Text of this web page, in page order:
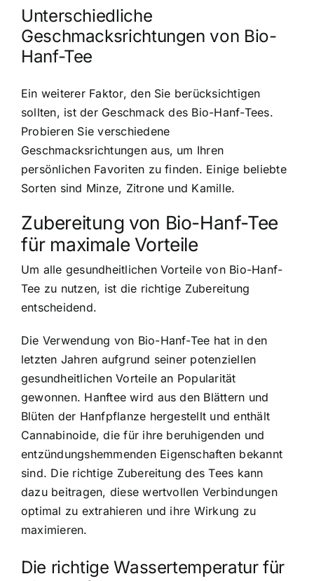
Unterschiedliche
Geschmacksrichtungen von Bio-
Hanf-Tee
Ein weiterer Faktor, den Sie berücksichtigen
sollten, ist der Geschmack des Bio-Hanf-Tees.
Probieren Sie verschiedene
Geschmacksrichtungen aus, um Ihren
persönlichen Favoriten zu finden. Einige beliebte
Sorten sind Minze, Zitrone und Kamille.
Zubereitung von Bio-Hanf-Tee
für maximale Vorteile
Um alle gesundheitlichen Vorteile von Bio-Hanf-
Tee zu nutzen, ist die richtige Zubereitung
entscheidend.
Die Verwendung von Bio-Hanf-Tee hat in den
letzten Jahren aufgrund seiner potenziellen
gesundheitlichen Vorteile an Popularität
gewonnen. Hanftee wird aus den Blättern und
Blüten der Hanfpflanze hergestellt und enthält
Cannabinoide, die für ihre beruhigenden und
entzündungshemmenden Eigenschaften bekannt
sind. Die richtige Zubereitung des Tees kann
dazu beitragen, diese wertvollen Verbindungen
optimal zu extrahieren und ihre Wirkung zu
maximieren.
Die richtige Wassertemperatur für